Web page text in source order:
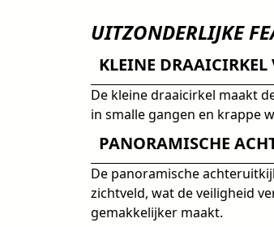
UITZONDERLIJKE
KLEINE DRAAICIRKEL
De kleine draaicirkel maakt
in smalle gangen en krappe
PANORAMISCHE
De panoramische
zichtveld, wat de veiligheid
gemakkelijker maakt.